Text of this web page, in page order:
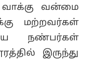
வாக்கு வன்மை
மற்றவர்கள்
நண்பர்கள்
இருந்து